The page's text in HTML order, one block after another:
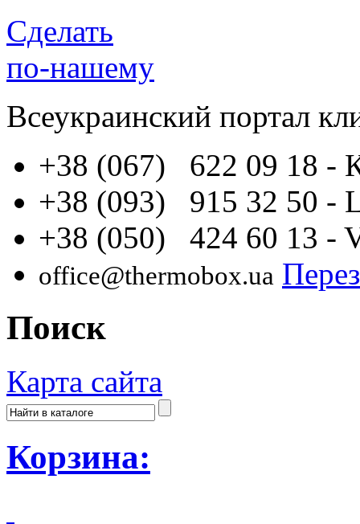
Сделать
по-нашему
Всеукраинский портал
+38 (067) 622 09 18 -
+38 (093) 915 32 50 -
+38 (050) 424 60 13 -
office@thermobox.ua
Поиск
Карта сайта
Корзина: